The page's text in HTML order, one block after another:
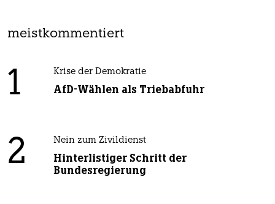
meistkommentiert
1 Krise der Demokratie
AfD-Wählen als Triebabfuhr
2 Nein zum Zivildienst
Hinterlistiger Schritt der
Bundesregierung